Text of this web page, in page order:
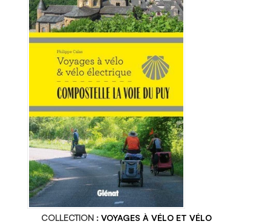
COLLECTION : VOYAGES À VÉLO ET VÉLO